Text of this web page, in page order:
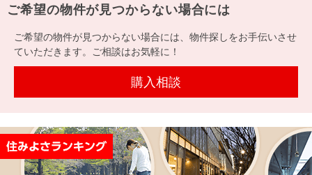
ンを
探す
一戸
建て
す
用
物
件
件を
探す
定
談
売却
金額
試算
経営ビジ
ョン
組織図
役員一
沿革
本社地
図
（電子ブ
ック版）
提携企業にお勤めの方
閉じる
ご希望の物件が見つからない場合には
ご希望の物件が見つからない場合には、物件探しをお手伝いさせ
ていただきます。ご相談はお気軽に！
購入相談